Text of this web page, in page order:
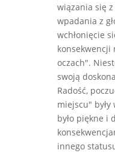
wiązania się
wpadania z
wchłonięcie
konsekwencji
oczach".
swoją
Radość,
miejscu" były
było piękne i
innego